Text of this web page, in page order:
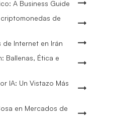
A Business Guide
criptomonedas de
Internet en Irán
Ballenas, Ética e
IA: Un Vistazo Más
en Mercados de